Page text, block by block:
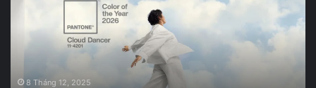
Màu
của 8 Tháng 12, 2025